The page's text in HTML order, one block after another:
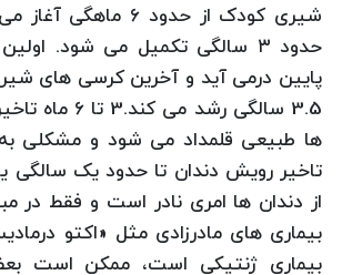
شیری کودک از حدود ۶
حدود ۳ سالگی تکمیل می شود.
3.5 سالگی رشد
ها طبیعی قلمداد می شود و مشکلی
تاخیر رویش دندان تا حدود یک سالگی
از دندان ها امری نادر است و فقط در
بیماری های مادرزادی مثل «اکتو
بیماری ژنتیکی است، ممکن است